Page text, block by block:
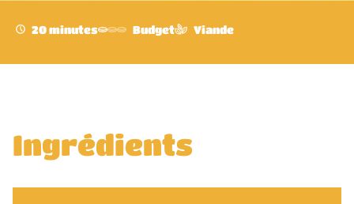
20 minutes Budget Viande
Ingrédients